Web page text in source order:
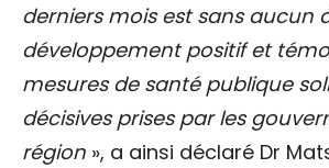
derniers mois est sans aucun
développement positif et
mesures de santé publique
décisives prises par les
région », a ainsi déclaré Dr